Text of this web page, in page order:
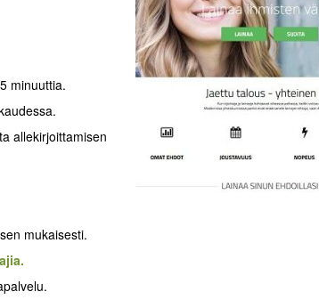
minuuttia.
allekirjoittamisen
mukaisesti.